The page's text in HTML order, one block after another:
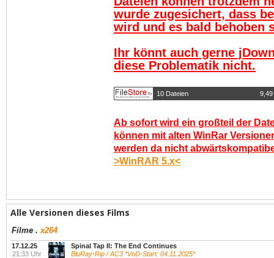
wurde zugesichert, dass
wird und es bald behoben
Ihr könnt auch gerne
diese Problematik nicht.
10 Dateien
Ab sofort wird ein großteil der
können mit alten WinRar
werden da nicht
>WinRAR 5.x<
Alle Versionen dieses Films
Filme .x264
17.12.25
21:33 Uhr
Spinal Tap II: The End Continues
BluRay-Rip / AC3 *VoD-Start: 04.11.2025*